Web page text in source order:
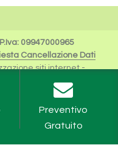
09947000965
Cancellazione Dati
siti internet-
Siti Roma
esclusivamente
offerti.
Preventivo
Gratuito